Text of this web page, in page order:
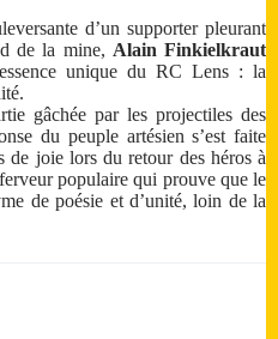
d’un supporter pleurant
de la mine, Alain Finkielkraut
unique du RC Lens : la
gâchée par les projectiles des
du peuple artésien s’est faite
de joie lors du retour des héros à
populaire qui prouve que le
de poésie et d’unité, loin de la